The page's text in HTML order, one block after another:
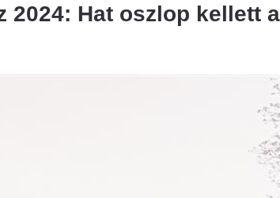
2024: Hat oszlop kellett